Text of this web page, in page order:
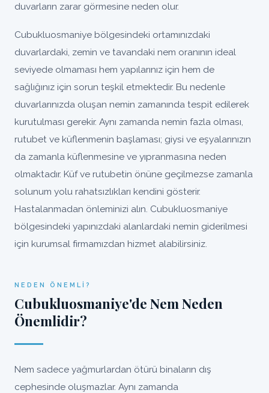
duvarların zarar görmesine neden olur.
Cubukluosmaniye bölgesindeki ortamınızdaki
duvarlardaki, zemin ve tavandaki nem oranının ideal
seviyede olmaması hem yapılarınız için hem de
sağlığınız için sorun teşkil etmektedir. Bu nedenle
duvarlarınızda oluşan nemin zamanında tespit edilerek
kurutulması gerekir. Aynı zamanda nemin fazla olması,
rutubet ve küflenmenin başlaması; giysi ve eşyalarınızın
da zamanla küflenmesine ve yıpranmasına neden
olmaktadır. Küf ve rutubetin önüne geçilmezse zamanla
solunum yolu rahatsızlıkları kendini gösterir.
Hastalanmadan önleminizi alın. Cubukluosmaniye
bölgesindeki yapınızdaki alanlardaki nemin giderilmesi
için kurumsal firmamızdan hizmet alabilirsiniz.
NEDEN ÖNEMLI?
Cubukluosmaniye'de Nem Neden
Önemlidir?
Nem sadece yağmurlardan ötürü binaların dış
cephesinde oluşmazlar. Aynı zamanda